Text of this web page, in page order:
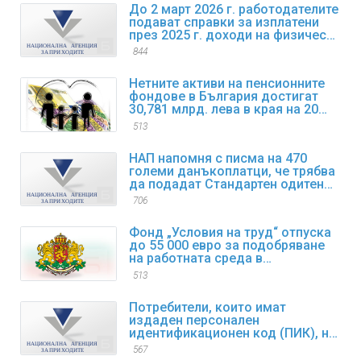
До 2 март 2026 г. работодателите
подават справки за изплатени
през 2025 г. доходи на физически
лица
844
Нетните активи на пенсионните
фондове в България достигат
30,781 млрд. лева в края на 2025
г.
513
НАП напомня с писма на 470
големи данъкоплатци, че трябва
да подадат Стандартен одитен
файл за данъчни цели SAF-T за
706
Фонд „Условия на труд“ отпуска
до 55 000 евро за подобряване
на работната среда в
предприятията
513
Потребители, които имат
издаден персонален
идентификационен код (ПИК), но
са забравили/изгубили същия,
567